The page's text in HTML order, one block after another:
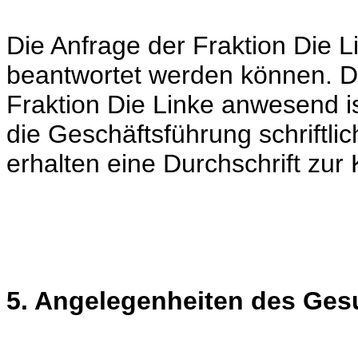
Die Anfrage der Fraktion Die
beantwortet werden können.
Fraktion Die Linke anwesend
die Geschäftsführung
erhalten eine Durchschrift zur
5. Angelegenheiten des